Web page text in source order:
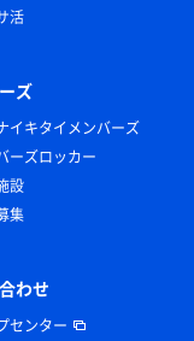
活
ズ
イキタイメンバーズ
ーズロッカー
設
集
わせ
センター